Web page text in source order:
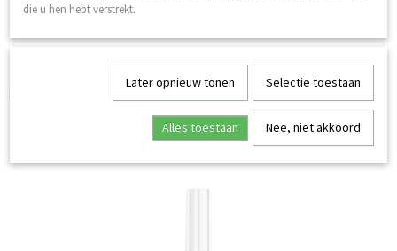
Superbond
die u hen hebt verstrekt.
Later opnieuw tonen Selectie toestaan
Alles toestaan Nee, niet akkoord